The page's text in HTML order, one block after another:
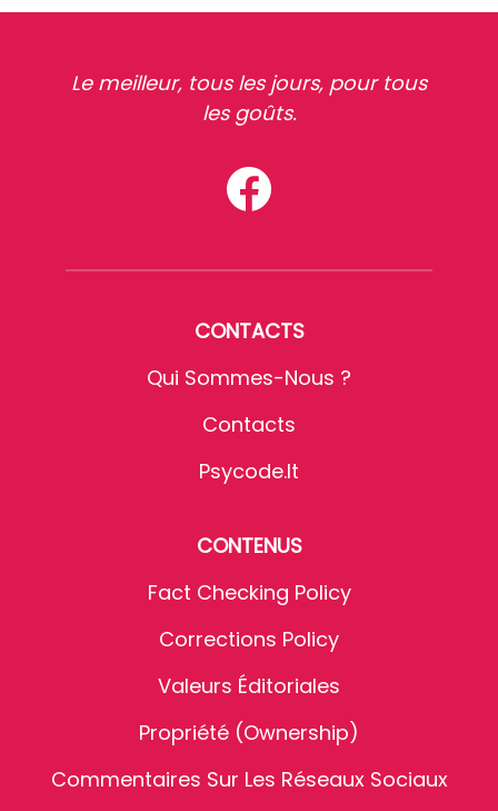
Le meilleur, tous les jours, pour tous
les goûts.
CONTACTS
Qui Sommes-Nous ?
Contacts
Psycode.it
CONTENUS
Fact Checking Policy
Corrections Policy
Valeurs Éditoriales
Propriété (Ownership)
Commentaires Sur Les Réseaux Sociaux